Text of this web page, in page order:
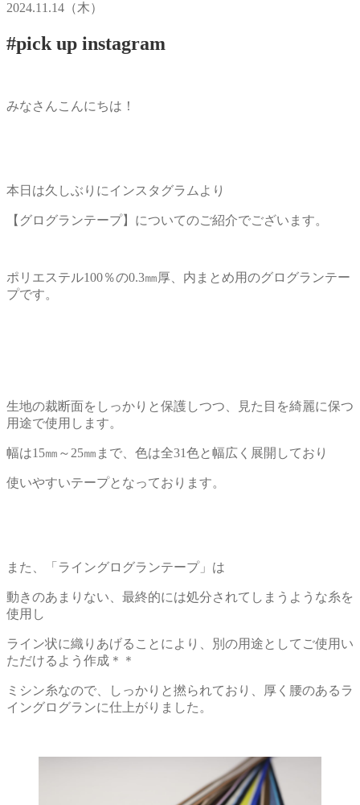
2024.11.14（木）
#pick up instagram
みなさんこんにちは！
本日は久しぶりにインスタグラムより
【グログランテープ】についてのご紹介でございます。
ポリエステル100％の0.3㎜厚、内まとめ用のグログランテー
プです。
生地の裁断面をしっかりと保護しつつ、見た目を綺麗に保つ
用途で使用します。
幅は15㎜～25㎜まで、色は全31色と幅広く展開しており
使いやすいテープとなっております。
また、「ライングログランテープ」は
動きのあまりない、最終的には処分されてしまうような糸を
使用し
ライン状に織りあげることにより、別の用途としてご使用い
ただけるよう作成＊＊
ミシン糸なので、しっかりと撚られており、厚く腰のあるラ
イングログランに仕上がりました。